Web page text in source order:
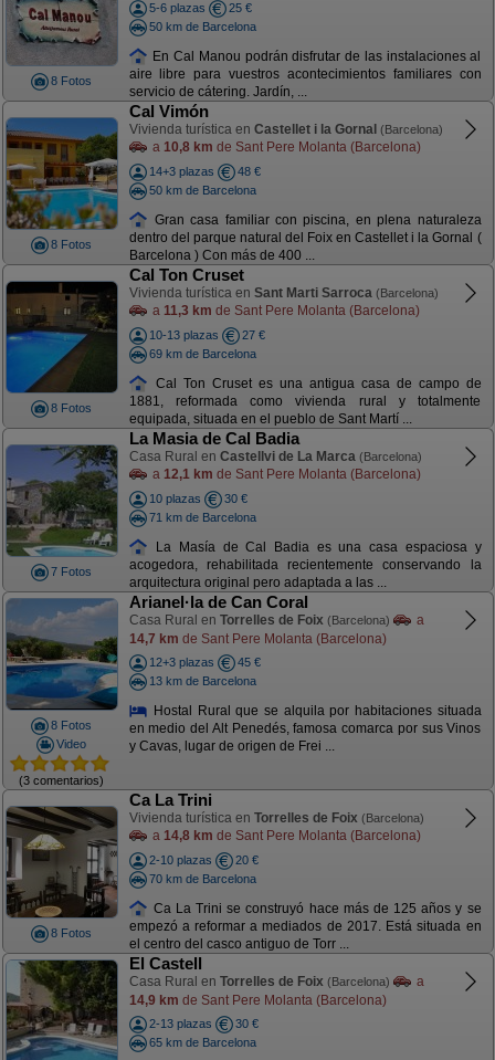
8 Fotos
5-6 plazas
25 €
50 km de Barcelona
En Cal Manou podrán disfrutar de las instalaciones al
aire libre para vuestros acontecimientos familiares con
servicio de cátering. Jardín, ...
8 Fotos
Cal Vimón
Vivienda turística en Castellet i la Gornal (Barcelona)
a 10,8 km de Sant Pere Molanta (Barcelona)
14+3 plazas
48 €
50 km de Barcelona
Gran casa familiar con piscina, en plena naturaleza
dentro del parque natural del Foix en Castellet i la Gornal (
Barcelona ) Con más de 400 ...
8 Fotos
Cal Ton Cruset
Vivienda turística en Sant Marti Sarroca (Barcelona)
a 11,3 km de Sant Pere Molanta (Barcelona)
10-13 plazas
27 €
69 km de Barcelona
Cal Ton Cruset es una antigua casa de campo de
1881, reformada como vivienda rural y totalmente
equipada, situada en el pueblo de Sant Martí ...
7 Fotos
La Masia de Cal Badia
Casa Rural en Castellvi de La Marca (Barcelona)
a 12,1 km de Sant Pere Molanta (Barcelona)
10 plazas
30 €
71 km de Barcelona
La Masía de Cal Badia es una casa espaciosa y
acogedora, rehabilitada recientemente conservando la
arquitectura original pero adaptada a las ...
8 Fotos
Video
(3 comentarios)
Arianel·la de Can Coral
Casa Rural en Torrelles de Foix (Barcelona)
a
14,7 km de Sant Pere Molanta (Barcelona)
12+3 plazas
45 €
13 km de Barcelona
Hostal Rural que se alquila por habitaciones situada
en medio del Alt Penedés, famosa comarca por sus Vinos
y Cavas, lugar de origen de Frei ...
8 Fotos
Ca La Trini
Vivienda turística en Torrelles de Foix (Barcelona)
a 14,8 km de Sant Pere Molanta (Barcelona)
2-10 plazas
20 €
70 km de Barcelona
Ca La Trini se construyó hace más de 125 años y se
empezó a reformar a mediados de 2017. Está situada en
el centro del casco antiguo de Torr ...
El Castell
Casa Rural en Torrelles de Foix (Barcelona)
a
14,9 km de Sant Pere Molanta (Barcelona)
2-13 plazas
30 €
65 km de Barcelona